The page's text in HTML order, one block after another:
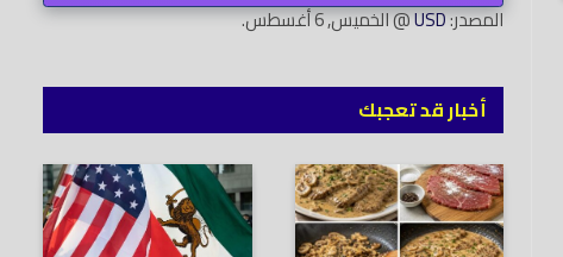
المصدر:USD@ الخميس, 6 أغسطس.
أخبار قد تعجبك